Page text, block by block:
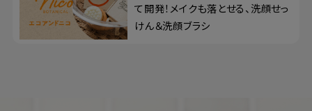
て開発！メイクも落とせる、洗顔せっ
けん＆洗顔ブラシ